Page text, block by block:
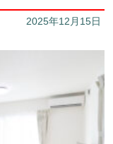
2025年12月15日